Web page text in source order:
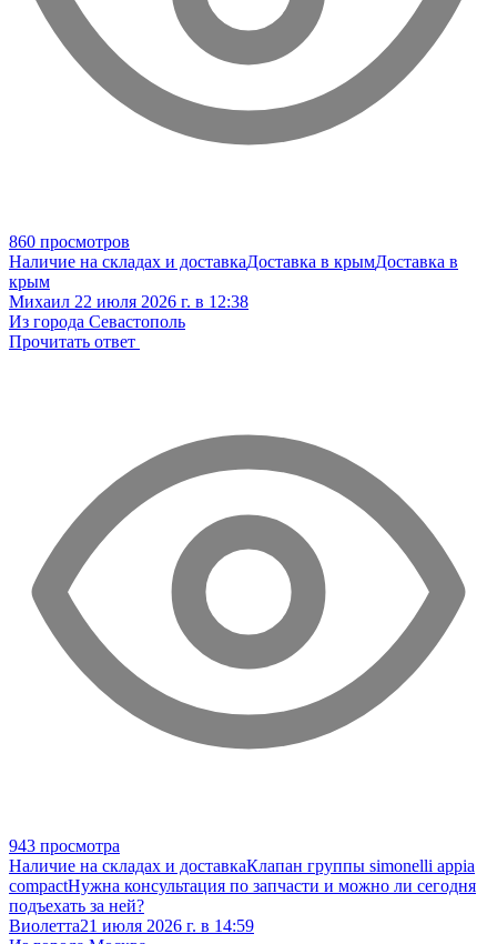
860 просмотров
Наличие на складах и доставкаДоставка в крымДоставка в
крым
Михаил 22 июля 2026 г. в 12:38
Из города Севастополь
Прочитать ответ
943 просмотра
Наличие на складах и доставкаКлапан группы simonelli appia
compactНужна консультация по запчасти и можно ли сегодня
подъехать за ней?
Виолетта21 июля 2026 г. в 14:59